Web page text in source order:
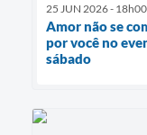
25 JUN 2026 - 18h00
Amor não se
por você no
sábado